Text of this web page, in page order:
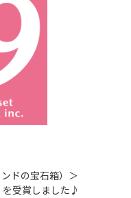
ドの宝石箱）＞
を受賞しました♪